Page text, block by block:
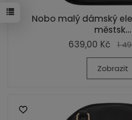
Nobo malý dámský
městsk...
639,00 Kč
1
Zobrazit